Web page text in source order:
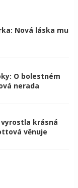
Nová láska mu
O bolestném
nerada
krásná
věnuje